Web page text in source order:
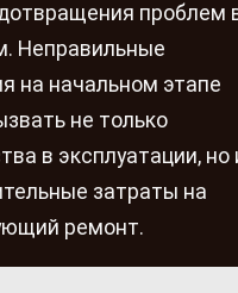
проблем
Неправильные
на начальном этапе
не только
в эксплуатации, но
затраты на
ремонт.